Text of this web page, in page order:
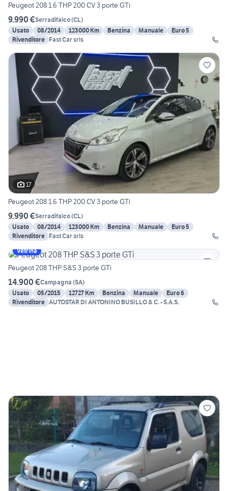
Peugeot 208 1.6 THP 200 CV 3 porte GTi
9.990 €Serradifalco(CL)
Usato
08/2014 123000 Km Benzina Manuale
Euro 5
Rivenditore Fast Car srls
17
Peugeot 208 1.6 THP 200 CV 3 porte GTi
9.990 €Serradifalco(CL)
Usato
08/2014 123000 Km Benzina Manuale
Euro 5
Rivenditore Fast Car srls
Vetrina
Peugeot 208 THP S&S 3 porte GTi
14.900 €Campagna (SA)
Usato
05/2015 12727 Km Benzina Manuale
Euro 6
Rivenditore AUTOSTAR DI ANTONINO BUSILLO & C. - S.A.S.